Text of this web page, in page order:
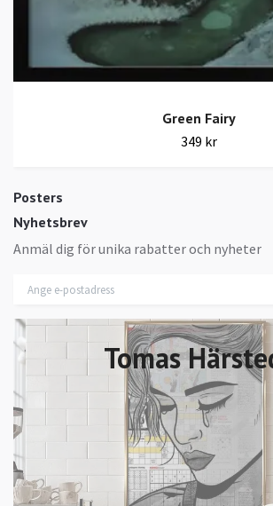
Posters
Nyhetsbrev
Anmäl dig för unika rabatter och nyheter
Tomas
Green Fairy
349 kr